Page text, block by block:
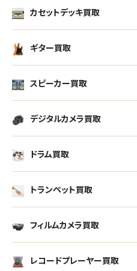
カセットデッキ買取
ギター買取
スピーカー買取
デジタルカメラ買取
ドラム買取
トランペット買取
フィルムカメラ買取
レコードプレーヤー買取